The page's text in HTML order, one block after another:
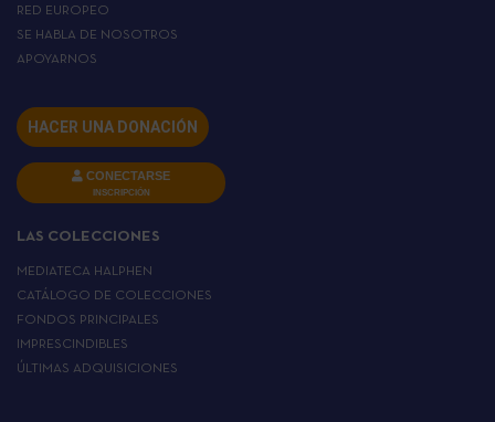
RED EUROPEO
SE HABLA DE NOSOTROS
APOYARNOS
HACER UNA DONACIÓN
CONECTARSE
INSCRIPCIÓN
LAS COLECCIONES
MEDIATECA HALPHEN
CATÁLOGO DE COLECCIONES
FONDOS PRINCIPALES
IMPRESCINDIBLES
ÚLTIMAS ADQUISICIONES